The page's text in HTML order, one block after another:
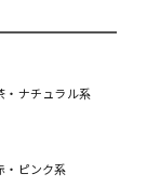
・ナチュラル系
・ピンク系